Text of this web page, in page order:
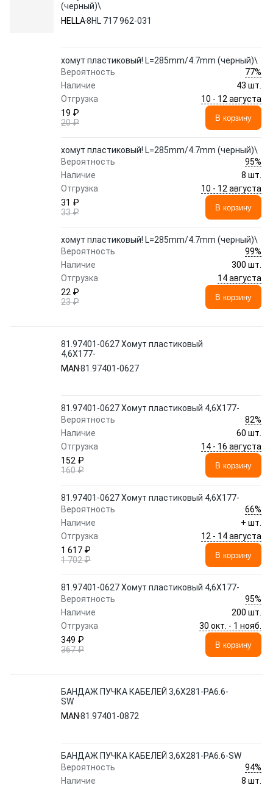
(черный)\
HELLA8HL 717 962-031
хомут пластиковый! L=285mm/4.7mm (черный)\
Вероятность
77%
Наличие
43 шт.
Отгрузка
10 - 12 августа
19 ₽
20 ₽
В корзину
хомут пластиковый! L=285mm/4.7mm (черный)\
Вероятность
95%
Наличие
8 шт.
Отгрузка
10 - 12 августа
31 ₽
33 ₽
В корзину
хомут пластиковый! L=285mm/4.7mm (черный)\
Вероятность
99%
Наличие
300 шт.
Отгрузка
14 августа
22 ₽
23 ₽
В корзину
81.97401-0627 Хомут пластиковый
4,6X177-
MAN 81.97401-0627
81.97401-0627 Хомут пластиковый 4,6X177-
Вероятность
82%
Наличие
60 шт.
Отгрузка
14 - 16 августа
152 ₽
160 ₽
В корзину
81.97401-0627 Хомут пластиковый 4,6X177-
Вероятность
66%
Наличие
+ шт.
Отгрузка
12 - 14 августа
1 617 ₽
1 702 ₽
В корзину
81.97401-0627 Хомут пластиковый 4,6X177-
Вероятность
95%
Наличие
200 шт.
Отгрузка
30 окт. - 1 нояб.
349 ₽
367 ₽
В корзину
БАНДАЖ ПУЧКА КАБЕЛЕЙ 3,6X281-PA6.6-
SW
MAN 81.97401-0872
БАНДАЖ ПУЧКА КАБЕЛЕЙ 3,6X281-PA6.6-SW
Вероятность
94%
Наличие
8 шт.